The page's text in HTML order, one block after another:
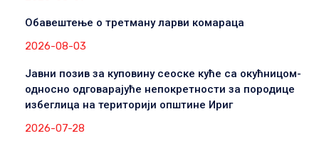
Обавештење о третману ларви комараца
2026-08-03
Јавни позив за куповину сеоске куће са окућницом-
односно одговарајуће непокретности за породице
избеглица на територији општине Ириг
2026-07-28